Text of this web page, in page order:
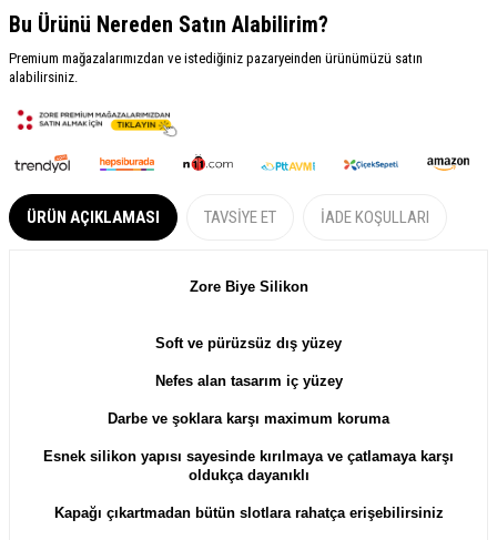
Bu Ürünü Nereden Satın Alabilirim?
Premium mağazalarımızdan ve istediğiniz pazaryeinden ürünümüzü satın
alabilirsiniz.
ÜRÜN AÇIKLAMASI TAVSIYE ET İADE KOŞULLARI
Zore Biye Silikon
​​Soft ve pürüzsüz dış yüzey
Nefes alan tasarım iç yüzey
Darbe ve şoklara karşı maximum koruma
Esnek silikon yapısı sayesinde kırılmaya ve çatlamaya karşı
oldukça dayanıklı
Kapağı çıkartmadan bütün slotlara rahatça erişebilirsiniz